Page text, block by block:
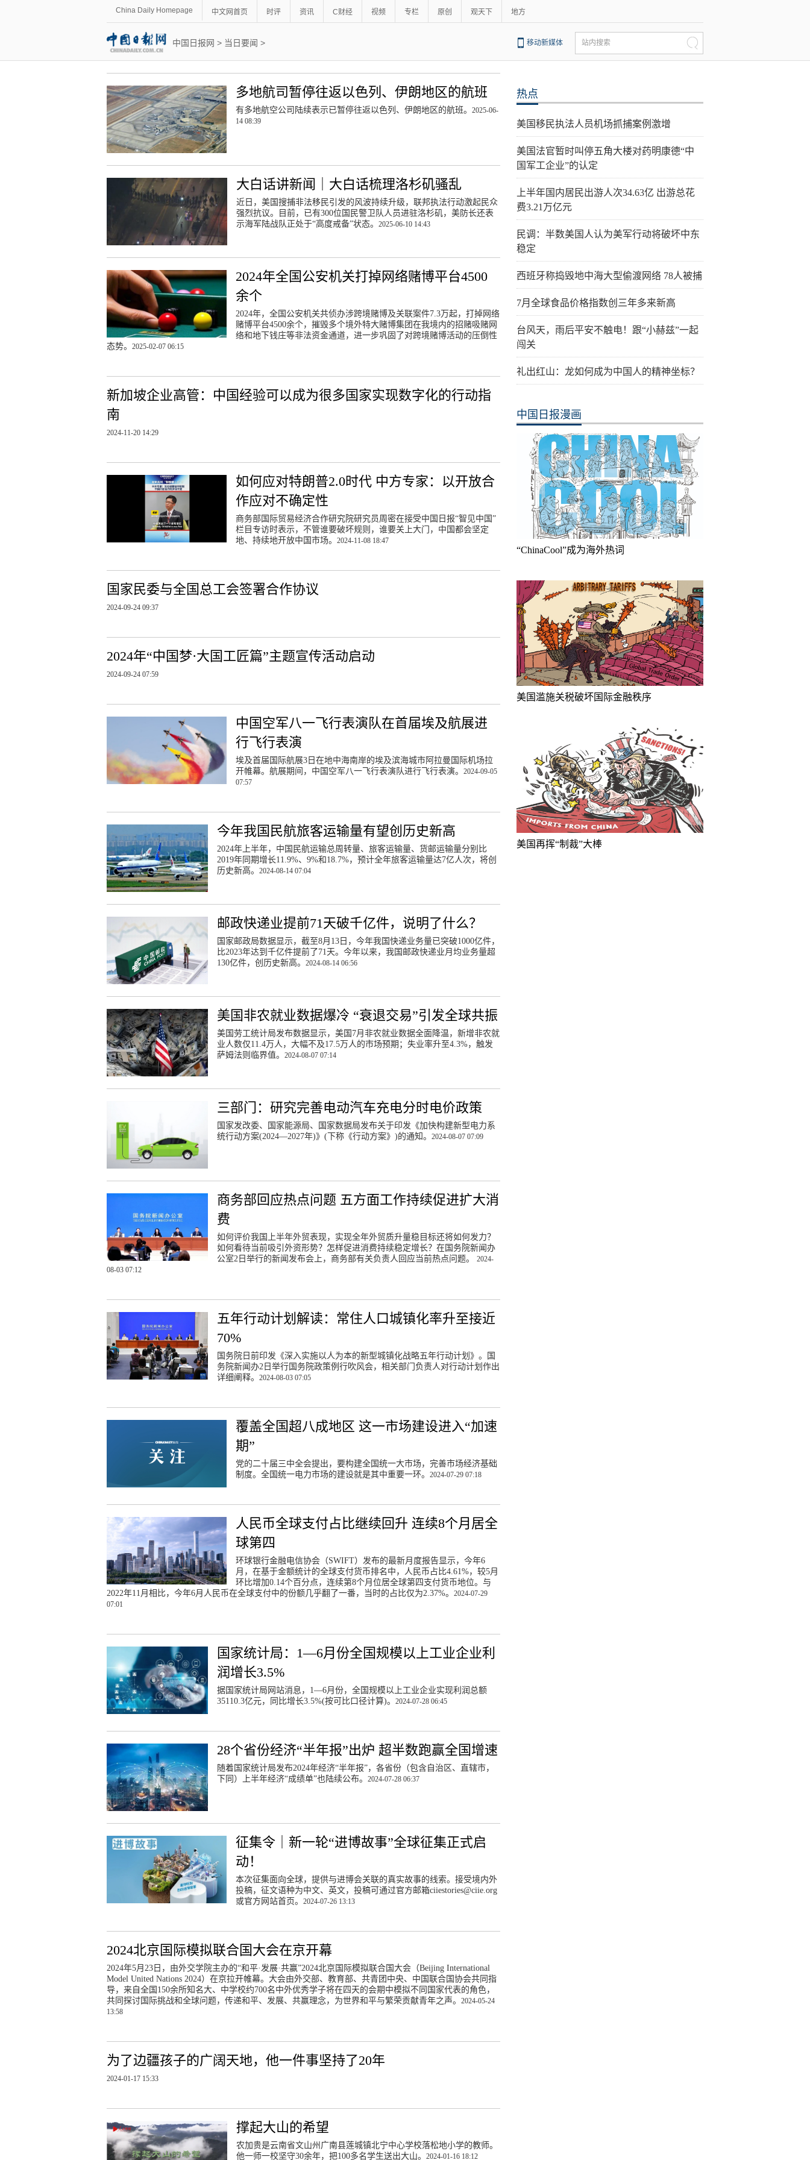
China Daily Homepage 中文网首页 时评 资讯 C财经 视频 专栏 原创 观天下 地方
中国日报网 > 当日要闻 > 移动新媒体 站内搜索
多地航司暂停往返以色列、伊朗地区的航班
有多地航空公司陆续表示已暂停往返以色列、伊朗地区的航班。2025-06-
14 08:39
大白话讲新闻｜大白话梳理洛杉矶骚乱
近日，美国搜捕非法移民引发的风波持续升级，联邦执法行动激起民众
强烈抗议。目前，已有300位国民警卫队人员进驻洛杉矶，美防长还表
示海军陆战队正处于“高度戒备”状态。 2025-06-10 14:43
2024年全国公安机关打掉网络赌博平台4500
余个
2024年，全国公安机关共侦办涉跨境赌博及关联案件7.3万起，打掉网络
赌博平台4500余个，摧毁多个境外特大赌博集团在我境内的招赌吸赌网
络和地下钱庄等非法资金通道，进一步巩固了对跨境赌博活动的压倒性
态势。 2025-02-07 06:15
新加坡企业高管：中国经验可以成为很多国家实现数字化的行动指
南
2024-11-20 14:29
如何应对特朗普2.0时代 中方专家：以开放合
作应对不确定性
商务部国际贸易经济合作研究院研究员周密在接受中国日报“智见中国”
栏目专访时表示，不管谁要破坏规则，谁要关上大门，中国都会坚定
地、持续地开放中国市场。2024-11-08 18:47
国家民委与全国总工会签署合作协议
2024-09-24 09:37
2024年“中国梦·大国工匠篇”主题宣传活动启动
2024-09-24 07:59
中国空军八一飞行表演队在首届埃及航展进
行飞行表演
埃及首届国际航展3日在地中海南岸的埃及滨海城市阿拉曼国际机场拉
开帷幕。航展期间，中国空军八一飞行表演队进行飞行表演。2024-09-05
07:57
今年我国民航旅客运输量有望创历史新高
2024年上半年，中国民航运输总周转量、旅客运输量、货邮运输量分别比
2019年同期增长11.9%、9%和18.7%，预计全年旅客运输量达7亿人次，将创
历史新高。 2024-08-14 07:04
邮政快递业提前71天破千亿件，说明了什么？
国家邮政局数据显示，截至8月13日，今年我国快递业务量已突破1000亿件，
比2023年达到千亿件提前了71天。今年以来，我国邮政快递业月均业务量超
130亿件，创历史新高。 2024-08-14 06:56
美国非农就业数据爆冷 “衰退交易”引发全球共振
美国劳工统计局发布数据显示，美国7月非农就业数据全面降温，新增非农就
业人数仅11.4万人，大幅不及17.5万人的市场预期；失业率升至4.3%，触发
萨姆法则临界值。 2024-08-07 07:14
三部门：研究完善电动汽车充电分时电价政策
国家发改委、国家能源局、国家数据局发布关于印发《加快构建新型电力系
统行动方案(2024—2027年)》(下称《行动方案》)的通知。 2024-08-07 07:09
商务部回应热点问题 五方面工作持续促进扩大消
费
如何评价我国上半年外贸表现，实现全年外贸质升量稳目标还将如何发力？
如何看待当前吸引外资形势？怎样促进消费持续稳定增长？在国务院新闻办
公室2日举行的新闻发布会上，商务部有关负责人回应当前热点问题。 2024-
08-03 07:12
五年行动计划解读：常住人口城镇化率升至接近
70%
国务院日前印发《深入实施以人为本的新型城镇化战略五年行动计划》。国
务院新闻办2日举行国务院政策例行吹风会，相关部门负责人对行动计划作出
详细阐释。2024-08-03 07:05
覆盖全国超八成地区 这一市场建设进入“加速
期”
党的二十届三中全会提出，要构建全国统一大市场，完善市场经济基础
制度。全国统一电力市场的建设就是其中重要一环。2024-07-29 07:18
人民币全球支付占比继续回升 连续8个月居全
球第四
环球银行金融电信协会（SWIFT）发布的最新月度报告显示，今年6
月，在基于金额统计的全球支付货币排名中，人民币占比4.61%，较5月
环比增加0.14个百分点，连续第8个月位居全球第四支付货币地位。与
2022年11月相比，今年6月人民币在全球支付中的份额几乎翻了一番，当时的占比仅为2.37%。 2024-07-29
07:01
国家统计局：1—6月份全国规模以上工业企业利
润增长3.5%
据国家统计局网站消息，1—6月份，全国规模以上工业企业实现利润总额
35110.3亿元，同比增长3.5%(按可比口径计算)。2024-07-28 06:45
28个省份经济“半年报”出炉 超半数跑赢全国增速
随着国家统计局发布2024年经济“半年报”，各省份（包含自治区、直辖市，
下同）上半年经济“成绩单”也陆续公布。2024-07-28 06:37
征集令｜新一轮“进博故事”全球征集正式启
动！
本次征集面向全球，提供与进博会关联的真实故事的线索。接受境内外
投稿，征文语种为中文、英文，投稿可通过官方邮箱ciiestories@ciie.org
或官方网站首页。2024-07-26 13:13
2024北京国际模拟联合国大会在京开幕
2024年5月23日，由外交学院主办的“和平·发展·共赢”2024北京国际模拟联合国大会（Beijing International
Model United Nations 2024）在京拉开帷幕。大会由外交部、教育部、共青团中央、中国联合国协会共同指
导，来自全国150余所知名大、中学校约700名中外优秀学子将在四天的会期中模拟不同国家代表的角色，
共同探讨国际挑战和全球问题，传递和平、发展、共赢理念，为世界和平与繁荣贡献青年之声。 2024-05-24
13:58
为了边疆孩子的广阔天地，他一件事坚持了20年
2024-01-17 15:33
撑起大山的希望
农加贵是云南省文山州广南县莲城镇北宁中心学校落松地小学的教师。
他一师一校坚守30余年，把100多名学生送出大山。 2024-01-16 18:12
热点
美国移民执法人员机场抓捕案例激增
美国法官暂时叫停五角大楼对药明康德“中
国军工企业”的认定
上半年国内居民出游人次34.63亿 出游总花
费3.21万亿元
民调：半数美国人认为美军行动将破坏中东
稳定
西班牙称捣毁地中海大型偷渡网络 78人被捕
7月全球食品价格指数创三年多来新高
台风天，雨后平安不触电！跟“小赫兹”一起
闯关
礼出红山：龙如何成为中国人的精神坐标？
中国日报漫画
“ChinaCool”成为海外热词
美国滥施关税破坏国际金融秩序
美国再挥“制裁”大棒